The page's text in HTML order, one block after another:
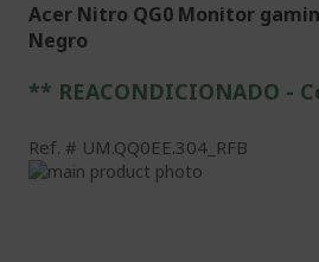
Acer Nitro QG0 Monitor
Negro
** REACONDICIONADO -
Ref. UM.QQ0EE.304_RFB
Saltar